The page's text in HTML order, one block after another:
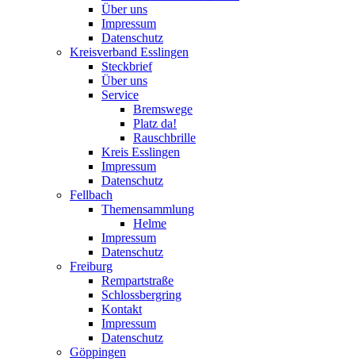
Über uns
Impressum
Datenschutz
Kreisverband Esslingen
Steckbrief
Über uns
Service
Bremswege
Platz da!
Rauschbrille
Kreis Esslingen
Impressum
Datenschutz
Fellbach
Themensammlung
Helme
Impressum
Datenschutz
Freiburg
Rempartstraße
Schlossbergring
Kontakt
Impressum
Datenschutz
Göppingen